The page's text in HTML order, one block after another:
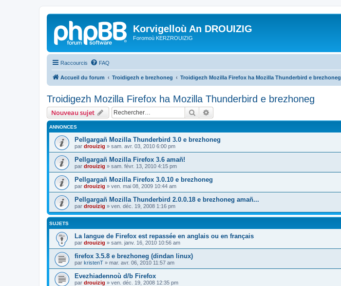
Korvigelloù An DROUIZIG
Foromoù KERZROUIZIG
Raccourcis FAQ
Accueil du forum Troidigezh e brezhoneg Troidigezh Mozilla Firefox ha Mozilla Thunderbird e brezhoneg
Troidigezh Mozilla Firefox ha Mozilla Thunderbird e brezhoneg
Nouveau sujet Rechercher
ANNONCES
Pellgargañ Mozilla Thunderbird 3.0 e brezhoneg
par drouizig » sam. avr. 03, 2010 6:00 pm
Pellgargañ Mozilla Firefox 3.6 amañ!
par drouizig » sam. févr. 13, 2010 4:15 pm
Pellgargañ Mozilla Firefox 3.0.10 e brezhoneg
par drouizig » ven. mai 08, 2009 10:44 am
Pellgargañ Mozilla Thunderbird 2.0.0.18 e brezhoneg amañ...
par drouizig » ven. déc. 19, 2008 1:16 pm
SUJETS
La langue de Firefox est repassée en anglais ou en français
par drouizig » sam. janv. 16, 2010 10:56 am
firefox 3.5.8 e brezhoneg (dindan linux)
par kristenT » mar. avr. 06, 2010 11:57 am
Evezhiadennoù d/b Firefox
par drouizig » ven. déc. 19, 2008 12:35 pm